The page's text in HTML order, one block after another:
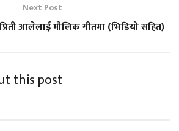
Next Post
आलेलाई मौलिक गीतमा (भिडियो सहित)
this post